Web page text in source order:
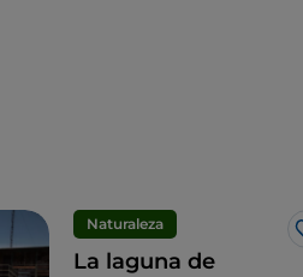
Naturaleza
La laguna de